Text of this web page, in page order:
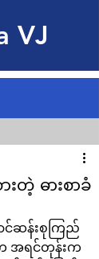
VJ
းတဲ့ ဓားစာခံ
င်ဆန်းစုကြည်
အရင်တုန်းက